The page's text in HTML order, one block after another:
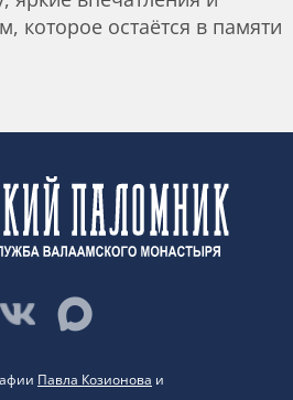
которое остаётся в памяти
Павла Козионова и